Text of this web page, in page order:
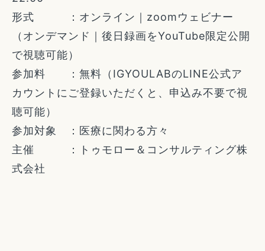
形式 ：オンライン｜zoomウェビナー
（オンデマンド｜後日録画をYouTube限定公開
で視聴可能）
参加料 ：無料（IGYOULABのLINE公式ア
カウントにご登録いただくと、申込み不要で視
聴可能）
参加対象 ：医療に関わる方々
主催 ：トゥモロー＆コンサルティング株
式会社